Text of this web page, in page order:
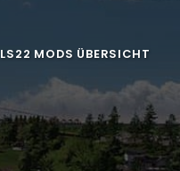
LS22 MODS ÜBERSICHT